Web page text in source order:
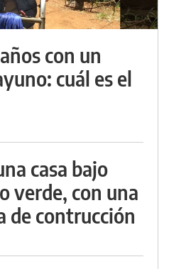
con un
cuál es el
casa bajo
verde, con una
de contrucción